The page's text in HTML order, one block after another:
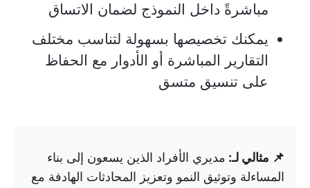
مباشرةً داخل النموذج لضمان الاتساق
يمكنك تخصيصها بسهولة لتناسب مختلف
التقارير المباشرة أو الأدوار مع الحفاظ
على تنسيق متسق
📌 مثالي لـ: مديري الأفراد الذين يسعون إلى بناء
المساءلة وتوثيق النمو وتعزيز المحادثات الهادفة مع